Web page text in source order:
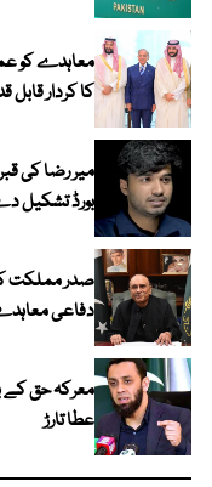
معاہدے کو
کا کردار قابل
میر رضا کی
بورڈ تشکیل
صدر مملکت
دفاعی
معرکہ حق کے
عطا تارڑ